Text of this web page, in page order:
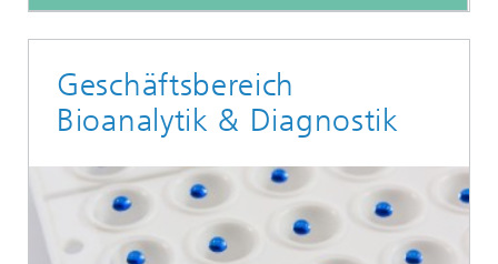
Geschäftsbereich
Bioanalytik & Diagnostik